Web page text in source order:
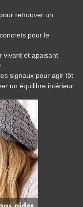
retrouver un
pour le
vivant et apaisant
signaux pour agir tôt
un équilibre intérieur